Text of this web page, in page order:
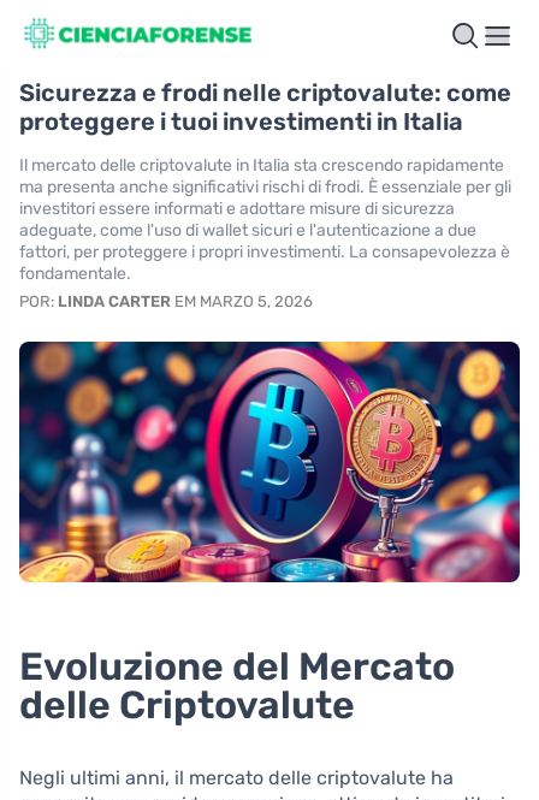
Sicurezza e frodi nelle criptovalute: come
proteggere i tuoi investimenti in Italia
Il mercato delle criptovalute in Italia sta crescendo rapidamente
ma presenta anche significativi rischi di frodi. È essenziale per gli
investitori essere informati e adottare misure di sicurezza
adeguate, come l'uso di wallet sicuri e l'autenticazione a due
fattori, per proteggere i propri investimenti. La consapevolezza è
fondamentale.
POR: LINDA CARTER EM MARZO 5, 2026
Evoluzione del Mercato
delle Criptovalute
Negli ultimi anni, il mercato delle criptovalute ha